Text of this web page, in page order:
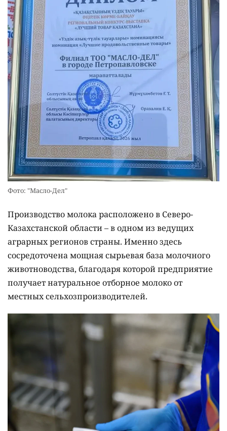
Фото: "Масло-Дел"
Производство молока расположено в Северо-
Казахстанской области – в одном из ведущих
аграрных регионов страны. Именно здесь
сосредоточена мощная сырьевая база молочного
животноводства, благодаря которой предприятие
получает натуральное отборное молоко от
местных сельхозпроизводителей.